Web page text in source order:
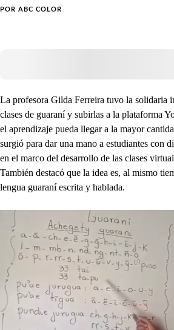
POR ABC COLOR
La profesora Gilda Ferreira tuvo la solidaria
clases de guaraní y subirlas a la plataforma
el aprendizaje pueda llegar a la mayor
surgió para dar una mano a estudiantes con
en el marco del desarrollo de las clases
También destacó que la idea es, al mismo
lengua guaraní escrita y hablada.